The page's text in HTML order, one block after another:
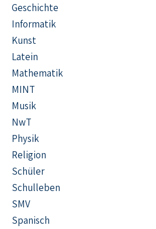
Geschichte
Informatik
Kunst
Latein
Mathematik
MINT
Musik
NwT
Physik
Religion
Schüler
Schulleben
SMV
Spanisch